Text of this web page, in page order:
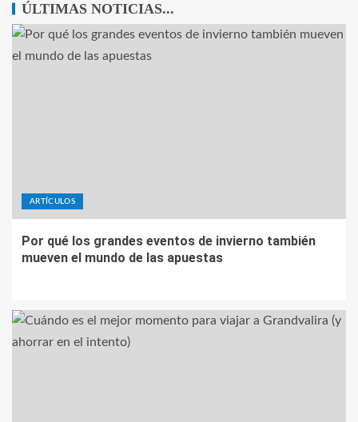
ÚLTIMAS NOTICIAS...
ARTÍCULOS
Por qué los grandes eventos de invierno también
mueven el mundo de las apuestas